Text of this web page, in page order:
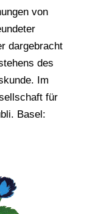
von
dargebracht
des
Im
für
Basel: